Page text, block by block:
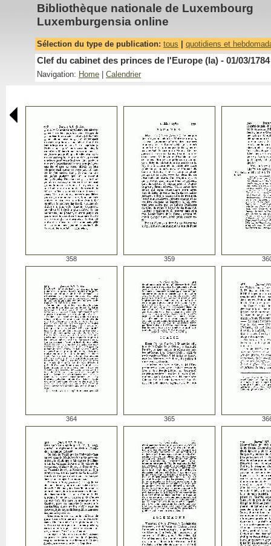
Bibliothèque nationale de Luxembourg
Luxemburgensia online
Sélection du type de publication: tous quotidiens et
Clef du cabinet des princes de l'Europe (la) - 01/03/1784
Navigation: Home Calendrier
358 359
364 365